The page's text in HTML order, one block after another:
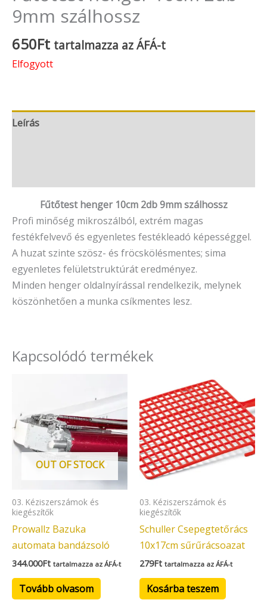
9mm szálhossz
650Ft tartalmazza az ÁFÁ-t
Elfogyott
Leírás
Fűtőtest henger 10cm 2db 9mm szálhossz
Profi minőség mikroszálból, extrém magas
festékfelvevő és egyenletes festékleadó képességgel.
A huzat szinte szösz- és fröcskölésmentes; sima
egyenletes felületstruktúrát eredményez.
Minden henger oldalnyírással rendelkezik, melynek
köszönhetően a munka csíkmentes lesz.
Kapcsolódó termékek
OUT OF STOCK
03. Kéziszerszámok és
kiegészítők
Prowallz Bazuka
automata bandázsoló
344.000Ft tartalmazza az ÁFÁ-t
Tovább olvasom
03. Kéziszerszámok és
kiegészítők
Schuller Csepegtetőrács
10x17cm sűrűrácsoazat
279Ft tartalmazza az ÁFÁ-t
Kosárba teszem